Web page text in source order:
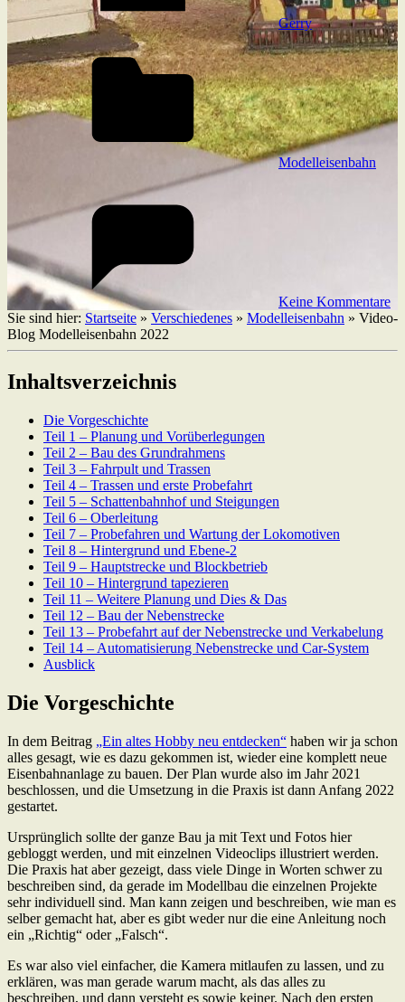
Gerry
Modelleisenbahn
Keine Kommentare
Sie sind hier: Startseite » Verschiedenes » Modelleisenbahn » Video-
Blog Modelleisenbahn 2022
Inhaltsverzeichnis
Die Vorgeschichte
Teil 1 – Planung und Vorüberlegungen
Teil 2 – Bau des Grundrahmens
Teil 3 – Fahrpult und Trassen
Teil 4 – Trassen und erste Probefahrt
Teil 5 – Schattenbahnhof und Steigungen
Teil 6 – Oberleitung
Teil 7 – Probefahren und Wartung der Lokomotiven
Teil 8 – Hintergrund und Ebene-2
Teil 9 – Hauptstrecke und Blockbetrieb
Teil 10 – Hintergrund tapezieren
Teil 11 – Weitere Planung und Dies & Das
Teil 12 – Bau der Nebenstrecke
Teil 13 – Probefahrt auf der Nebenstrecke und Verkabelung
Teil 14 – Automatisierung Nebenstrecke und Car-System
Ausblick
Die Vorgeschichte
In dem Beitrag „Ein altes Hobby neu entdecken“ haben wir ja schon
alles gesagt, wie es dazu gekommen ist, wieder eine komplett neue
Eisenbahnanlage zu bauen. Der Plan wurde also im Jahr 2021
beschlossen, und die Umsetzung in die Praxis ist dann Anfang 2022
gestartet.
Ursprünglich sollte der ganze Bau ja mit Text und Fotos hier
gebloggt werden, und mit einzelnen Videoclips illustriert werden.
Die Praxis hat aber gezeigt, dass viele Dinge in Worten schwer zu
beschreiben sind, da gerade im Modellbau die einzelnen Projekte
sehr individuell sind. Man kann zeigen und beschreiben, wie man es
selber gemacht hat, aber es gibt weder nur die eine Anleitung noch
ein „Richtig“ oder „Falsch“.
Es war also viel einfacher, die Kamera mitlaufen zu lassen, und zu
erklären, was man gerade warum macht, als das alles zu
beschreiben, und dann versteht es sowie keiner. Nach den ersten